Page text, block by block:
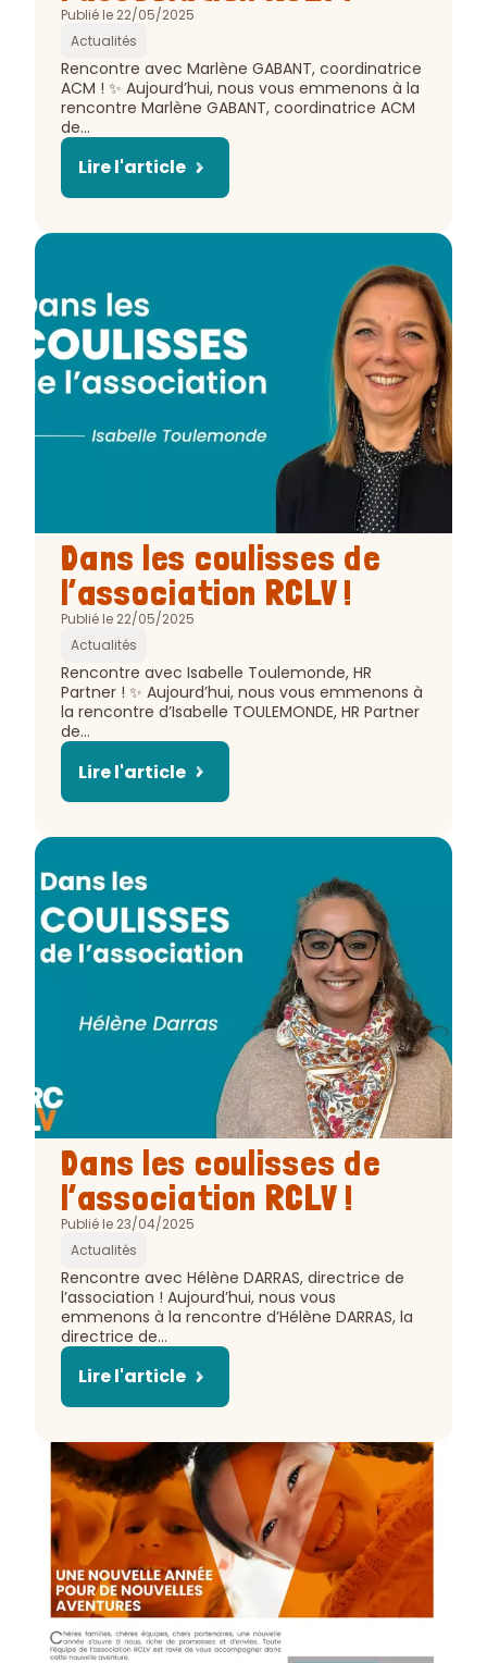
Publié le 22/05/2025
Actualités
Extrait
de
l'article
:
Rencontre avec Marlène GABANT, coordinatrice
ACM ! ✨ Aujourd’hui, nous vous emmenons à la
rencontre Marlène GABANT, coordinatrice ACM
de…
Lire l'article
Article
:
Dans les coulisses de
l’association RCLV !
Publié le 22/05/2025
Actualités
Extrait
de
l'article
:
Rencontre avec Isabelle Toulemonde, HR
Partner ! ✨ Aujourd’hui, nous vous emmenons à
la rencontre d’Isabelle TOULEMONDE, HR Partner
de…
Lire l'article
Article
:
Dans les coulisses de
l’association RCLV !
Publié le 23/04/2025
Actualités
Extrait
de
l'article
:
Rencontre avec Hélène DARRAS, directrice de
l’association ! Aujourd’hui, nous vous
emmenons à la rencontre d’Hélène DARRAS, la
directrice de…
Lire l'article